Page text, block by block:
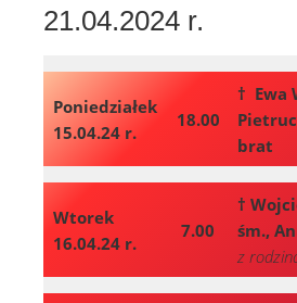
21.04.2024 r.
Poniedziałek
15.04.24 r.
18.00
† Ewa
brat
Wtorek
16.04.24 r.
7.00
†
śm.,
z